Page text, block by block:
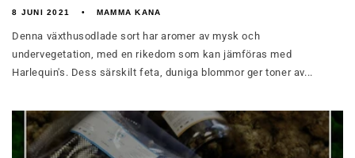
8 JUNI 2021 MAMMA KANA
Denna växthusodlade sort har aromer av mysk och
undervegetation, med en rikedom som kan jämföras med
Harlequin's. Dess särskilt feta, duniga blommor ger toner av...